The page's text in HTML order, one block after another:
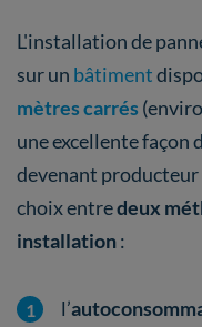
L'installation de
sur un bâtiment
mètres carrés
une excellente façon
devenant
choix entredeux
installation:
l’